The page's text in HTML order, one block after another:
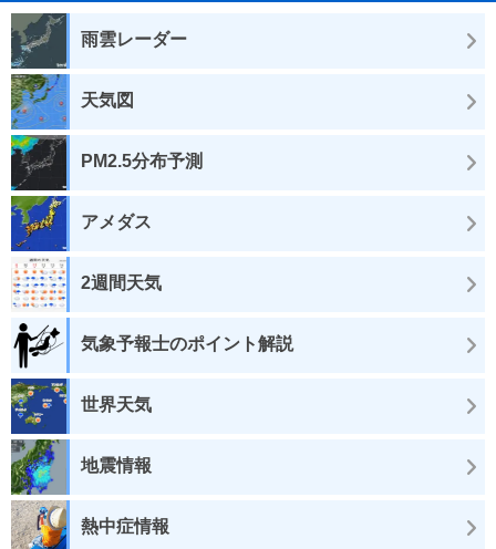
雨雲レーダー
天気図
PM2.5分布予測
アメダス
2週間天気
気象予報士のポイント解説
世界天気
地震情報
熱中症情報